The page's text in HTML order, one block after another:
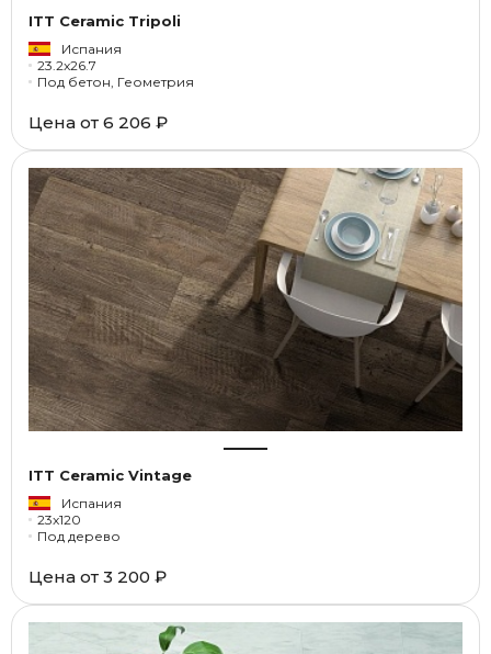
ITT Ceramic Tripoli
Испания
23.2x26.7
Под бетон, Геометрия
Цена от 6 206 ₽
ITT Ceramic Vintage
Испания
23x120
Под дерево
Цена от 3 200 ₽